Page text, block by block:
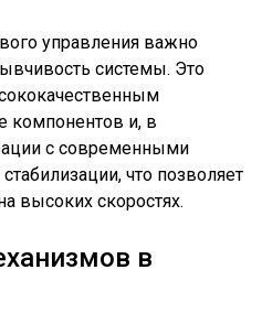
управления важно
системы. Это
компонентов и, в
с современными
что позволяет
высоких скоростях.
в